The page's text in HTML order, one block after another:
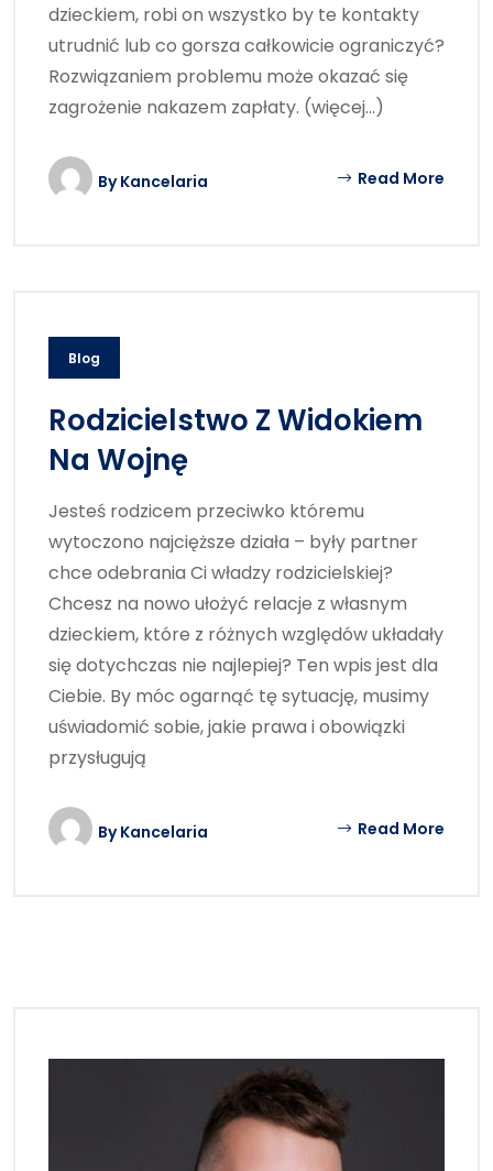
dzieckiem, robi on wszystko by te kontakty
utrudnić lub co gorsza całkowicie ograniczyć?
Rozwiązaniem problemu może okazać się
zagrożenie nakazem zapłaty. (więcej…)
ByKancelaria Read More
Blog
Rodzicielstwo Z Widokiem
Na Wojnę
Jesteś rodzicem przeciwko któremu
wytoczono najcięższe działa – były partner
chce odebrania Ci władzy rodzicielskiej?
Chcesz na nowo ułożyć relacje z własnym
dzieckiem, które z różnych względów układały
się dotychczas nie najlepiej? Ten wpis jest dla
Ciebie. By móc ogarnąć tę sytuację, musimy
uświadomić sobie, jakie prawa i obowiązki
przysługują
ByKancelaria Read More